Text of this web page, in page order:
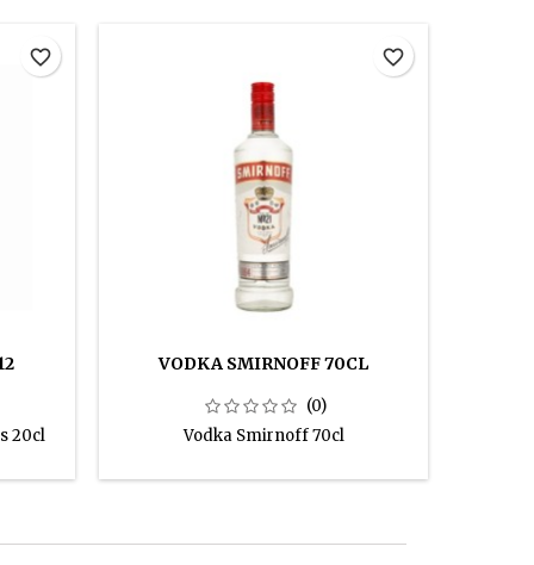
20cl
favorite_border
VODKA SMIRNOFF 70CL
(0)
Vodka Smirnoff 70cl
favorite_border